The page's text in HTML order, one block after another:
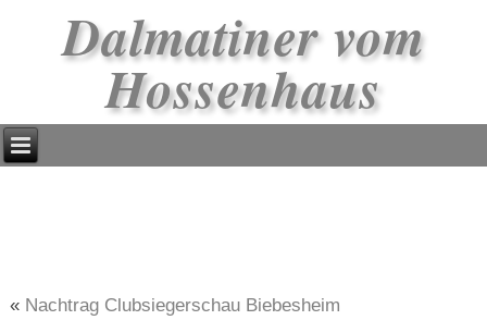
Dalmatiner vom
Hossenhaus
« Nachtrag Clubsiegerschau Biebesheim